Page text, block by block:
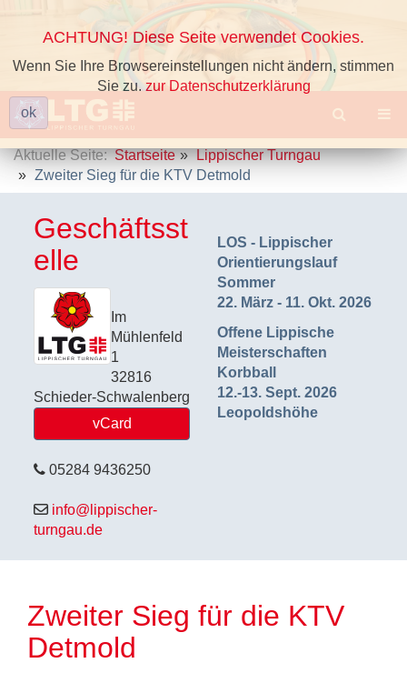
ACHTUNG! Diese Seite verwendet Cookies.
Wenn Sie Ihre Browsereinstellungen nicht ändern, stimmen
Sie zu.zur Datenschutzerklärung
ok
Aktuelle Seite:Startseite
Lippischer Turngau
Zweiter Sieg für die KTV Detmold
Geschäftsst
elle
Im
Mühlenfeld
1
32816
Schieder-Schwalenberg
vCard
05284 9436250
info@lippischer-
turngau.de
LOS - Lippischer
Orientierungslauf
Sommer
22. März - 11. Okt. 2026
Offene Lippische
Meisterschaften
Korbball
12.-13. Sept. 2026
Leopoldshöhe
Zweiter Sieg für die KTV
Detmold